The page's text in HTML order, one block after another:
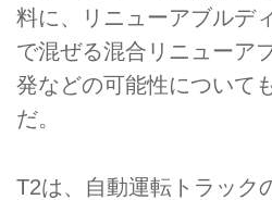
料に、リニューアブルデ
で混ぜる混合リニューア
発などの可能性について
だ。
T2は、自動運転トラック